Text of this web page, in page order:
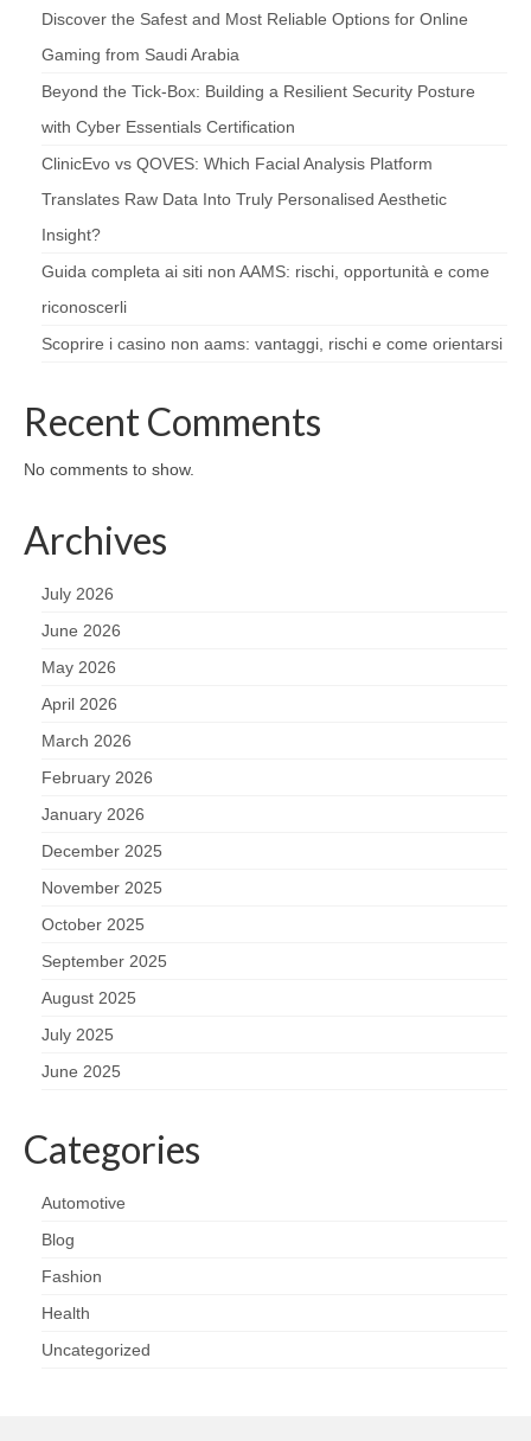
Discover the Safest and Most Reliable Options for Online
Gaming from Saudi Arabia
Beyond the Tick‑Box: Building a Resilient Security Posture
with Cyber Essentials Certification
ClinicEvo vs QOVES: Which Facial Analysis Platform
Translates Raw Data Into Truly Personalised Aesthetic
Insight?
Guida completa ai siti non AAMS: rischi, opportunità e come
riconoscerli
Scoprire i casino non aams: vantaggi, rischi e come orientarsi
Recent Comments
No comments to show.
Archives
July 2026
June 2026
May 2026
April 2026
March 2026
February 2026
January 2026
December 2025
November 2025
October 2025
September 2025
August 2025
July 2025
June 2025
Categories
Automotive
Blog
Fashion
Health
Uncategorized